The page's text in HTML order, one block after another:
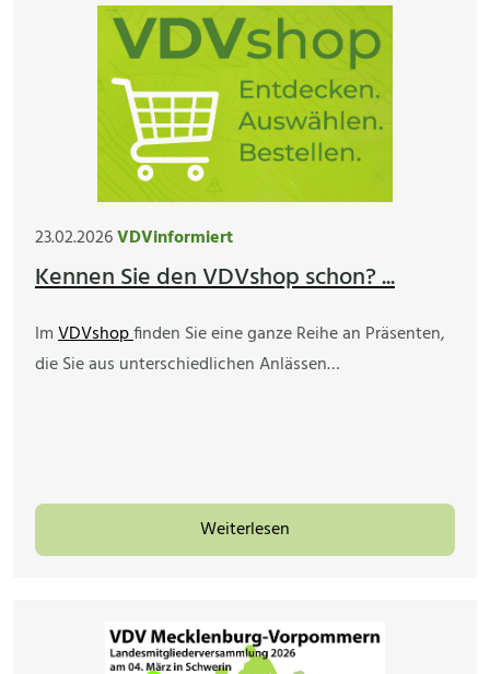
23.02.2026VDVinformiert
Kennen Sie den VDVshop schon? ...
ImVDVshopfinden Sie eine ganze Reihe an Präsenten,
die Sie aus unterschiedlichen Anlässen…
Weiterlesen